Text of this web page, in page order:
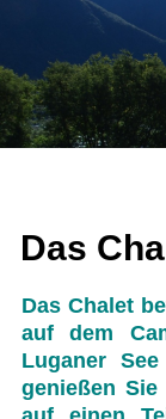
Das
Das Chalet
auf dem
Luganer
genießen